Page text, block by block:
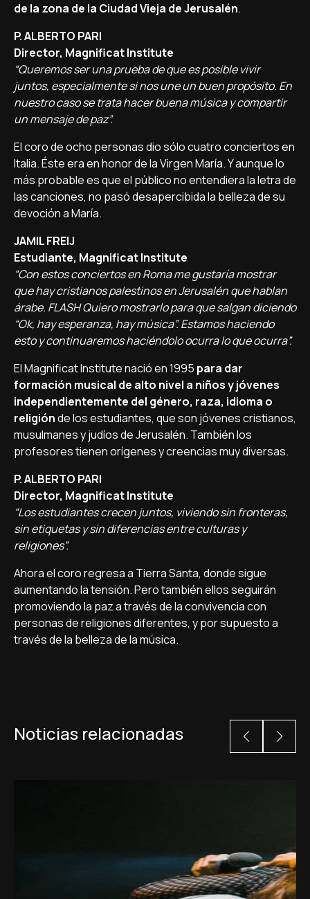
de la zona de la Ciudad Vieja de Jerusalén.
P. ALBERTO PARI
Director, Magnificat Institute
“Queremos ser una prueba de que es posible vivir
juntos, especialmente si nos une un buen propósito. En
nuestro caso se trata hacer buena música y compartir
un mensaje de paz”.
El coro de ocho personas dio sólo cuatro conciertos en
Italia. Éste era en honor de la Virgen María. Y aunque lo
más probable es que el público no entendiera la letra de
las canciones, no pasó desapercibida la belleza de su
devoción a María.
JAMIL FREIJ
Estudiante, Magnificat Institute
“Con estos conciertos en Roma me gustaría mostrar
que hay cristianos palestinos en Jerusalén que hablan
árabe. FLASH Quiero mostrarlo para que salgan diciendo
“Ok, hay esperanza, hay música”. Estamos haciendo
esto y continuaremos haciéndolo ocurra lo que ocurra”.
El Magnificat Institute nació en 1995 para dar
formación musical de alto nivel a niños y jóvenes
independientemente del género, raza, idioma o
religiónde los estudiantes, que son jóvenes cristianos,
musulmanes y judíos de Jerusalén. También los
profesores tienen orígenes y creencias muy diversas.
P. ALBERTO PARI
Director, Magnificat Institute
“Los estudiantes crecen juntos, viviendo sin fronteras,
sin etiquetas y sin diferencias entre culturas y
religiones”.
Ahora el coro regresa a Tierra Santa, donde sigue
aumentando la tensión. Pero también ellos seguirán
promoviendo la paz a través de la convivencia con
personas de religiones diferentes, y por supuesto a
través de la belleza de la música.
Noticias relacionadas